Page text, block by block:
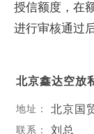
授信额度，在
进行审核通过
北京鑫达空放
地址： 北京国
联系： 刘总